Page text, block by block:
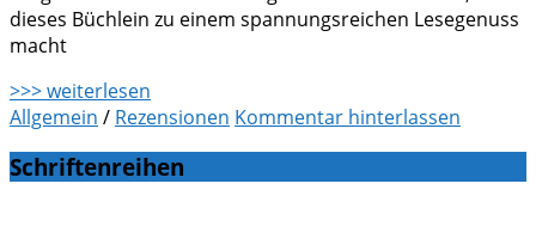
dieses Büchlein zu einem spannungsreichen Lesegenuss
macht
>>> weiterlesen
Allgemein / Rezensionen Kommentar hinterlassen
Schriftenreihen